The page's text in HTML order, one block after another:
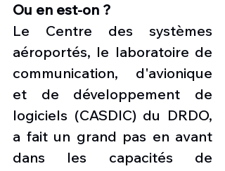
Ou en est-on ?
Le Centre des systèmes
aéroportés, le laboratoire de
communication, d'avionique
et de développement de
logiciels (CASDIC) du DRDO,
a fait un grand pas en avant
dans les capacités de